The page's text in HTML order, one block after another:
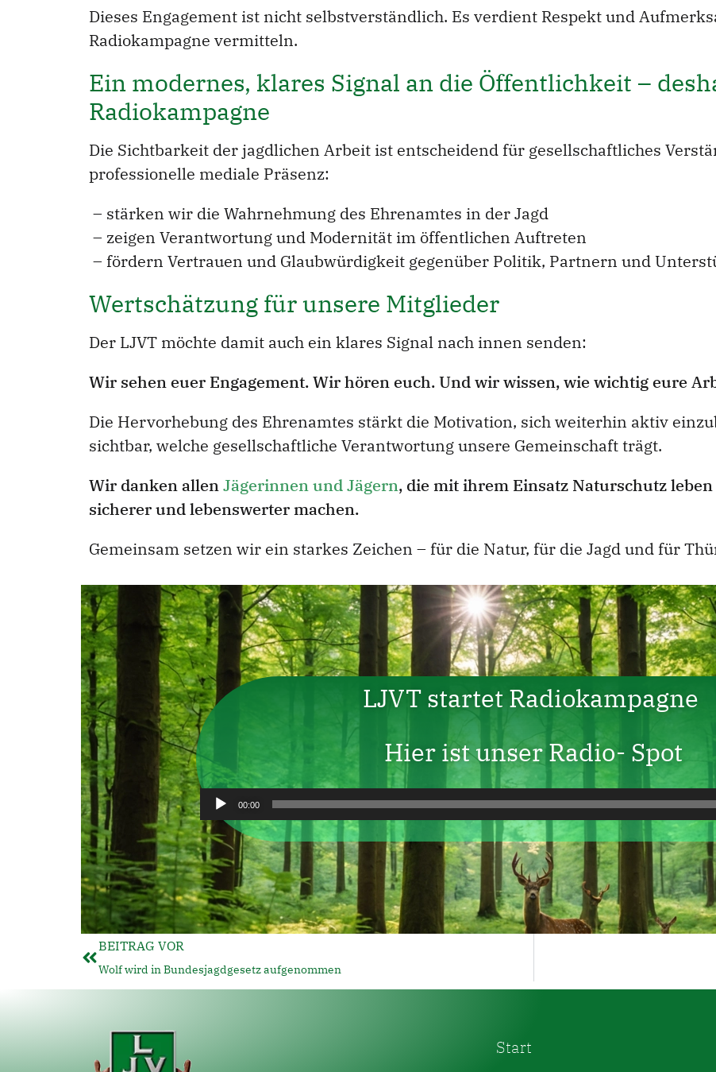
Dieses Engagement ist nicht selbstverständlich. Es verdient Respekt und
Radiokampagne vermitteln.
Ein modernes, klares Signal an die Öffentlichkeit –
Radiokampagne
Die Sichtbarkeit der jagdlichen Arbeit ist entscheidend für gesellschaftliches
professionelle mediale Präsenz:
– stärken wir die Wahrnehmung des Ehrenamtes in der Jagd
– zeigen Verantwortung und Modernität im öffentlichen Auftreten
– fördern Vertrauen und Glaubwürdigkeit gegenüber Politik, Partnern und
Wertschätzung für unsere Mitglieder
Der LJVT möchte damit auch ein klares Signal nach innen senden:
Wir sehen euer Engagement. Wir hören euch. Und wir wissen, wie wichtig eure
Die Hervorhebung des Ehrenamtes stärkt die Motivation, sich weiterhin aktiv
sichtbar, welche gesellschaftliche Verantwortung unsere Gemeinschaft trägt.
Wir danken allenJägerinnen und Jägern, die mit ihrem Einsatz Naturschutz
sicherer und lebenswerter machen.
Gemeinsam setzen wir ein starkes Zeichen – für die Natur, für die Jagd und für
LJVT startet Radiokampagne
Hier ist unser Radio- Spot
Audio-
Player
00:00
BEITRAG VOR
Wolf wird in Bundesjagdgesetz aufgenommen
Start